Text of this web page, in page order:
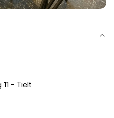
11 - Tielt